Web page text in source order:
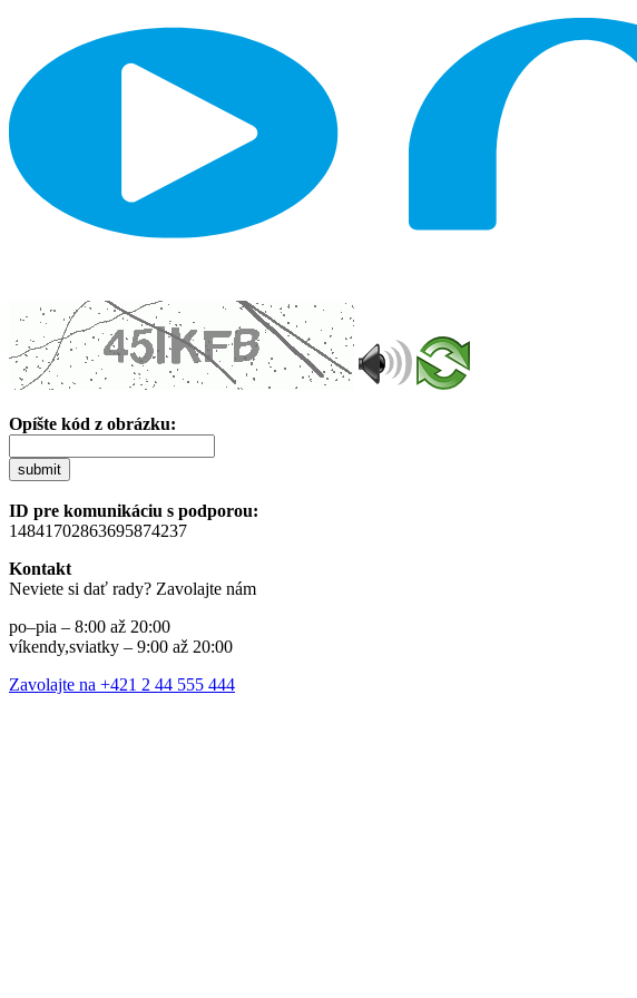
Opíšte kód z obrázku:
submit
ID pre komunikáciu s podporou:
14841702863695874237
Kontakt
Neviete si dať rady? Zavolajte nám
po–pia – 8:00 až 20:00
víkendy,sviatky – 9:00 až 20:00
Zavolajte na +421 2 44 555 444